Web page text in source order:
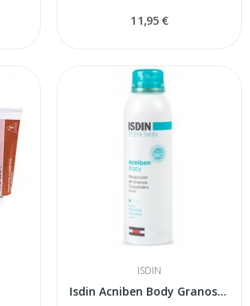
11,95 €
ISDIN
Isdin Acniben Body Granos Corporales 150ml